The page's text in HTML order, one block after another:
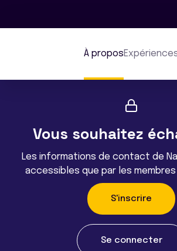
À propos
Vous souhaitez
Les informations de contact de
accessibles que par les membres
S'inscrire
Se connecter